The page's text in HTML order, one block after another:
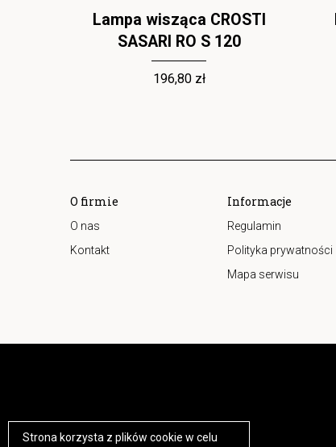
Strona korzysta z plików cookie w celu
Lampa wisząca CROSTI
SASARI RO S 120
196,80 zł
O firmie
O nas
Kontakt
Informacje
Regulamin
Polityka prywatności
Mapa serwisu